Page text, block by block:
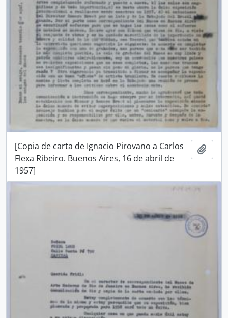
[Copia de carta de Ignacio Pirovano a Carlos
Flexa Ribeiro. Buenos Aires, 16 de abril de
1957]